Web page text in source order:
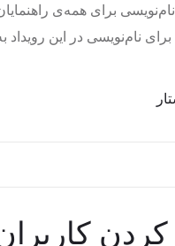
نام‌نویسی در این رویداد به
کردن